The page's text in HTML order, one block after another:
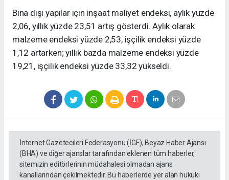
Bina dışı yapılar için inşaat maliyet endeksi, aylık yüzde
2,06, yıllık yüzde 23,51 artış gösterdi. Aylık olarak
malzeme endeksi yüzde 2,53, işçilik endeksi yüzde
1,12 artarken; yıllık bazda malzeme endeksi yüzde
19,21, işçilik endeksi yüzde 33,32 yükseldi.
İnternet Gazetecileri Federasyonu (İGF), Beyaz Haber Ajansı
(BHA) ve diğer ajanslar tarafından eklenen tüm haberler,
sitemizin editörlerinin müdahalesi olmadan ajans
kanallarından çekilmektedir. Bu haberlerde yer alan hukuki